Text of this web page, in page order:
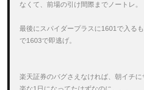
なくて、前場の引け間際までノートレ。
最後にスパイダープラスに1601で入る
で1603で即逃げ。
楽天証券のバグさえなければ、朝イチに